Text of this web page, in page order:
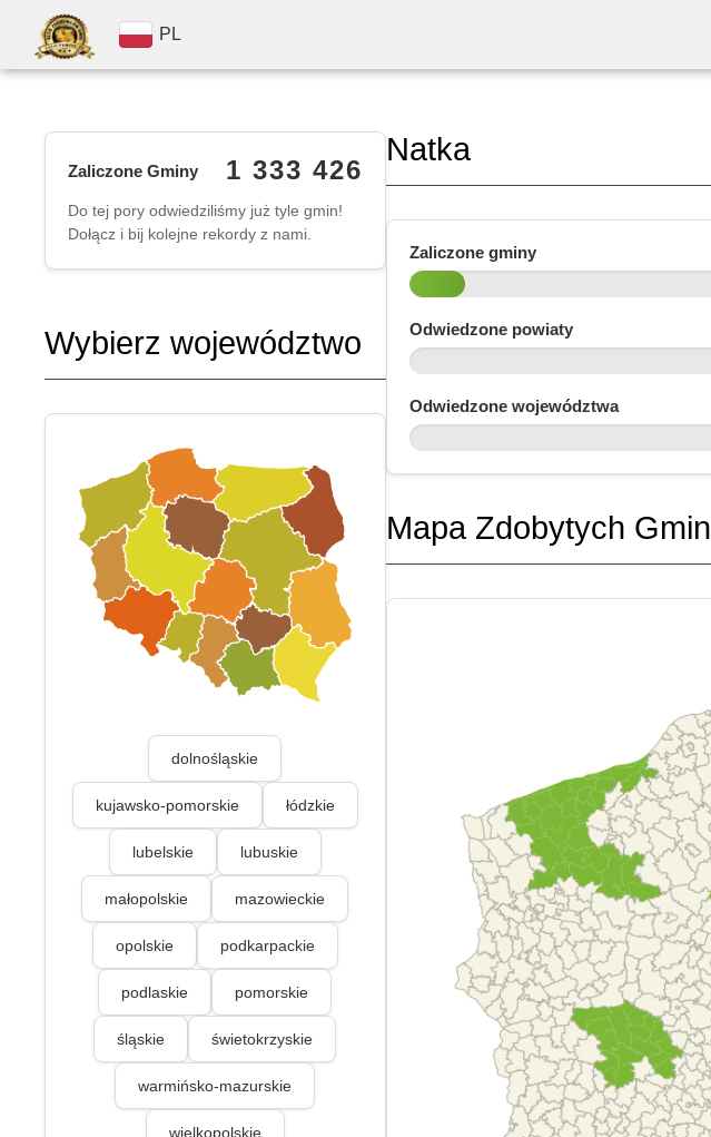
PL
Zaliczone Gminy 1 333 426
Do tej pory odwiedziliśmy już tyle gmin!
Dołącz i bij kolejne rekordy z nami.
Wybierz województwo
dolnośląskie
kujawsko-pomorskie łódzkie
lubelskie lubuskie
małopolskie mazowieckie
opolskie podkarpackie
podlaskie pomorskie
śląskie świetokrzyskie
warmińsko-mazurskie
wielkopolskie
Natka
Zaliczone gminy
Odwiedzone powiaty
Odwiedzone województwa
Mapa Zdobytych Gmin